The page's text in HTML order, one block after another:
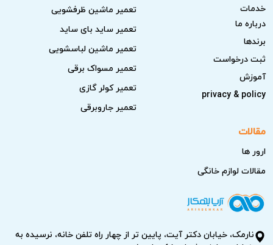
خدمات
درباره ما
برندها
ثبت درخواست
آموزش
privacy & policy
تعمیر ماشین ظرفشویی
تعمیر ساید بای ساید
تعمیر ماشین لباسشویی
تعمیر مسواک برقی
تعمیر کولر گازی
تعمیر جاروبرقی
مقالات
ارور ها
مقالات لوازم خانگی
نارمک، خیابان دکتر آیت، پایین تر از چهار راه تلفن خانه، نرسیده به